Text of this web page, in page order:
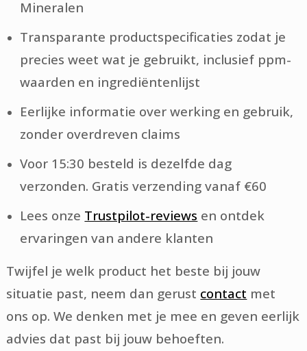
Mineralen
Transparante productspecificaties zodat je
precies weet wat je gebruikt, inclusief ppm-
waarden en ingrediëntenlijst
Eerlijke informatie over werking en gebruik,
zonder overdreven claims
Voor 15:30 besteld is dezelfde dag
verzonden. Gratis verzending vanaf €60
Lees onze Trustpilot-reviews en ontdek
ervaringen van andere klanten
Twijfel je welk product het beste bij jouw
situatie past, neem dan gerust contact met
ons op. We denken met je mee en geven eerlijk
advies dat past bij jouw behoeften.